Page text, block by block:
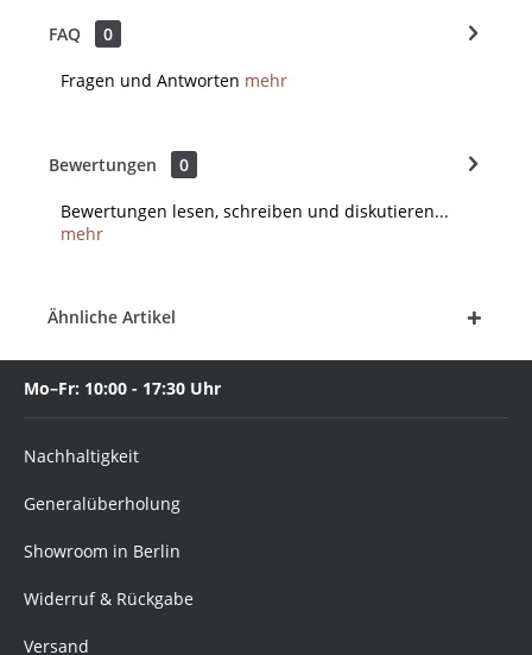
FAQ 0
Fragen und Antworten mehr
Bewertungen 0
Bewertungen lesen, schreiben und diskutieren...
mehr
Ähnliche Artikel
Mo–Fr: 10:00 - 17:30 Uhr
Nachhaltigkeit
Generalüberholung
Showroom in Berlin
Widerruf & Rückgabe
Versand